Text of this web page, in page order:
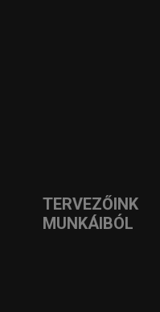
TERVEZŐINK
MUNKÁIBÓL